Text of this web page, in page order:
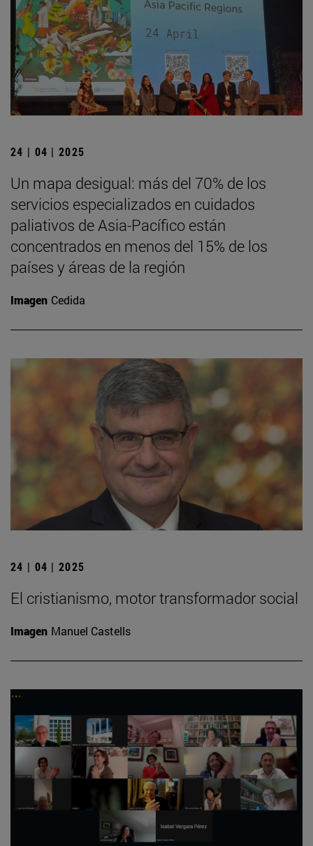
24 | 04 | 2025
Un mapa desigual: más del 70% de los
servicios especializados en cuidados
paliativos de Asia-Pacífico están
concentrados en menos del 15% de los
países y áreas de la región
Imagen Cedida
24 | 04 | 2025
El cristianismo, motor transformador social
Imagen Manuel Castells